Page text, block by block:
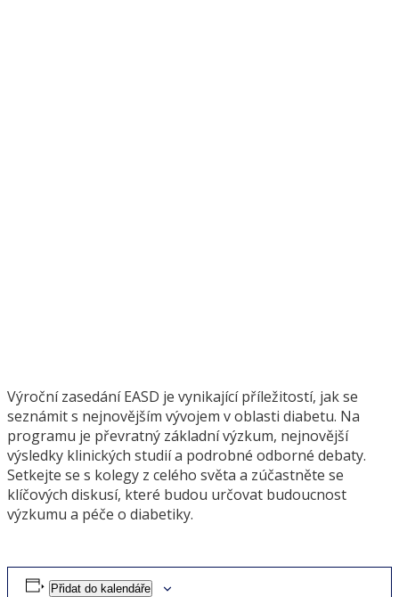
Výroční zasedání EASD je vynikající příležitostí, jak se
seznámit s nejnovějším vývojem v oblasti diabetu. Na
programu je převratný základní výzkum, nejnovější
výsledky klinických studií a podrobné odborné debaty.
Setkejte se s kolegy z celého světa a zúčastněte se
klíčových diskusí, které budou určovat budoucnost
výzkumu a péče o diabetiky.
Přidat do kalendáře